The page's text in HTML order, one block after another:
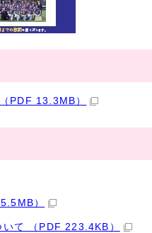
PDF 13.3MB）
）
て （PDF 223.4KB）